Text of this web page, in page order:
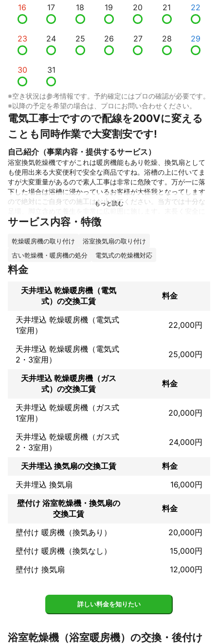
16 17 18 19 20 21 22
23 24 25 26 27 28 29
30 31
※空き状況は参考情報です。予約確定にはプロの確認が必要です。
※以降の予定を希望の場合は、プロにお問い合わせください。
電気工事士ですので配線を200Vに変える
ことも同時作業で大変割安です!
自己紹介（事業内容・提供するサービス）
浴室換気乾燥機ですがこれは暖房機能もあり乾燥、換気扇として
も使用出来る大変便利で安全な商品ですね。浴槽の上に付いてま
すが大変重量があるので素人工事は非常に危険です。万が一に落
下した場合は浴槽に浸かっているお客様が大怪我となってします
ので絶対にご自身での施工はお止めてください。当方では十分な
ご使用出来る様に天井裏で行いますちょいとした小技が結構ある
アピールポイント
遠方の方でも高額にならないように移動は基本的に下道です。他
ます。ご検討ください。
サービス内容・特徴
乾燥暖房機の取り付け
浴室換気扇の取り付け
古い乾燥機・暖房機の処分
電気式の乾燥機対応
料金
天井埋込 乾燥暖房機（電気
式）の交換工賃
料金
天井埋込 乾燥暖房機（電気式
1室用）
22,000円
天井埋込 乾燥暖房機（電気式
2・3室用）
25,000円
天井埋込 乾燥暖房機（ガス
式）の交換工賃
料金
天井埋込 乾燥暖房機（ガス式
1室用）
20,000円
天井埋込 乾燥暖房機（ガス式
2・3室用）
24,000円
天井埋込 換気扇の交換工賃
料金
天井埋込 換気扇
16,000円
壁付け 浴室乾燥機・換気扇の
交換工賃
料金
壁付け 暖房機（換気あり）
20,000円
壁付け 暖房機（換気なし）
15,000円
壁付け 換気扇
12,000円
詳しい料金を知りたい
浴室乾燥機（浴室暖房機）の交換・後付け